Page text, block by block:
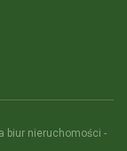
biur nieruchomości -